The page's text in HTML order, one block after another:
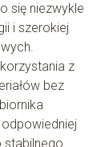
się niezwykle
i szerokiej
z
bez
stabilnego